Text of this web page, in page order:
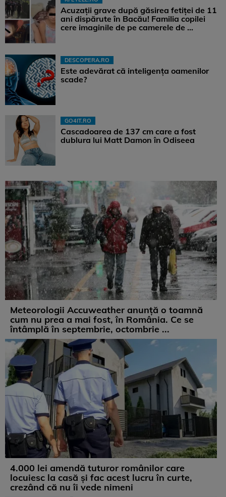
Acuzații grave după găsirea fetiței de 11
ani dispărute în Bacău! Familia copilei
cere imaginile de pe camerele de ...
DESCOPERA.RO
Este adevărat că inteligența oamenilor
scade?
GO4IT.RO
Cascadoarea de 137 cm care a fost
dublura lui Matt Damon în Odiseea
Meteorologii Accuweather anunță o toamnă
cum nu prea a mai fost, în România. Ce se
întâmplă în septembrie, octombrie ...
4.000 lei amendă tuturor românilor care
locuiesc la casă și fac acest lucru în curte,
crezând că nu îi vede nimeni